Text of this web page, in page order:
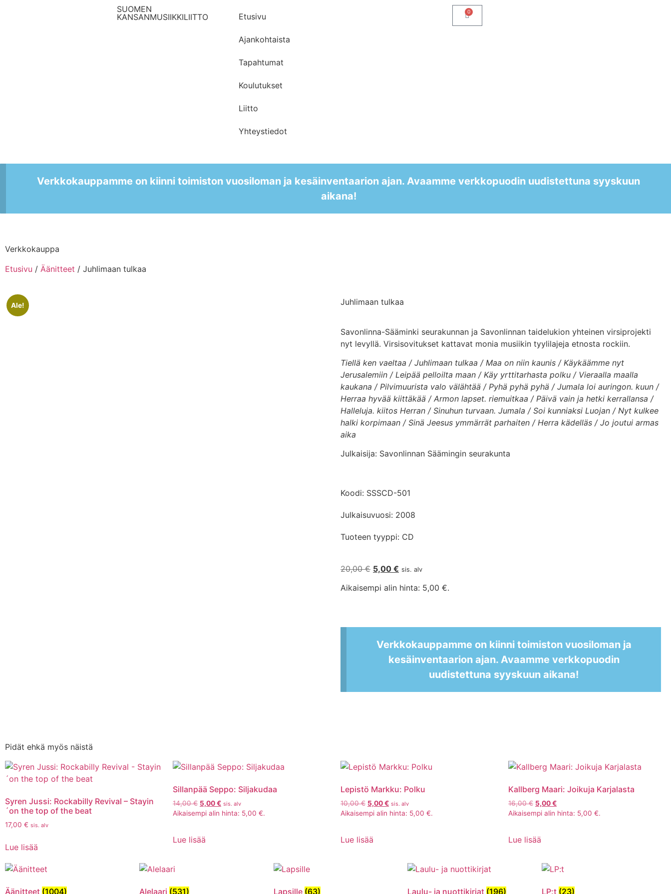
SUOMEN
KANSANMUSIIKKILIITTO
Etusivu
Ajankohtaista
Tapahtumat
Koulutukset
Liitto
Yhteystiedot
0
Verkkokauppamme on kiinni toimiston vuosiloman ja kesäinventaarion ajan. Avaamme verkkopuodin uudistettuna syyskuun
aikana!
Verkkokauppa
Etusivu / Äänitteet / Juhlimaan tulkaa
Ale! Juhlimaan tulkaa
Savonlinna-Sääminki seurakunnan ja Savonlinnan taidelukion yhteinen virsiprojekti
nyt levyllä. Virsisovitukset kattavat monia musiikin tyylilajeja etnosta rockiin.
Tiellä ken vaeltaa / Juhlimaan tulkaa / Maa on niin kaunis / Käykäämme nyt
Jerusalemiin / Leipää pelloilta maan / Käy yrttitarhasta polku / Vieraalla maalla
kaukana / Pilvimuurista valo välähtää / Pyhä pyhä pyhä / Jumala loi auringon. kuun /
Herraa hyvää kiittäkää / Armon lapset. riemuitkaa / Päivä vain ja hetki kerrallansa /
Halleluja. kiitos Herran / Sinuhun turvaan. Jumala / Soi kunniaksi Luojan / Nyt kulkee
halki korpimaan / Sinä Jeesus ymmärrät parhaiten / Herra kädelläs / Jo joutui armas
aika
Julkaisija: Savonlinnan Säämingin seurakunta
Koodi: SSSCD-501
Julkaisuvuosi: 2008
Tuoteen tyyppi: CD
20,00€ 5,00 € sis. alv
Aikaisempi alin hinta: 5,00 €.
Verkkokauppamme on kiinni toimiston vuosiloman ja
kesäinventaarion ajan. Avaamme verkkopuodin
uudistettuna syyskuun aikana!
Pidät ehkä myös näistä
Syren Jussi: Rockabilly Revival – Stayin
´on the top of the beat
17,00 € sis. alv
Lue lisää
Sillanpää Seppo: Siljakudaa
14,00€ 5,00€ sis. alv
Aikaisempi alin hinta: 5,00 €.
Lue lisää
Lepistö Markku: Polku
10,00€ 5,00€ sis. alv
Aikaisempi alin hinta: 5,00 €.
Lue lisää
Kallberg Maari: Joikuja Karjalasta
16,00€ 5,00€
Aikaisempi alin hinta: 5,00 €.
Lue lisää
Äänitteet (1004) Alelaari (531) Lapsille (63) Laulu- ja nuottikirjat (196) LP:t (23)